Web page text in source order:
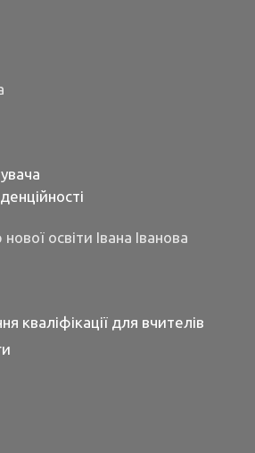
освіти Івана Іванова
кваліфікації для вчителів